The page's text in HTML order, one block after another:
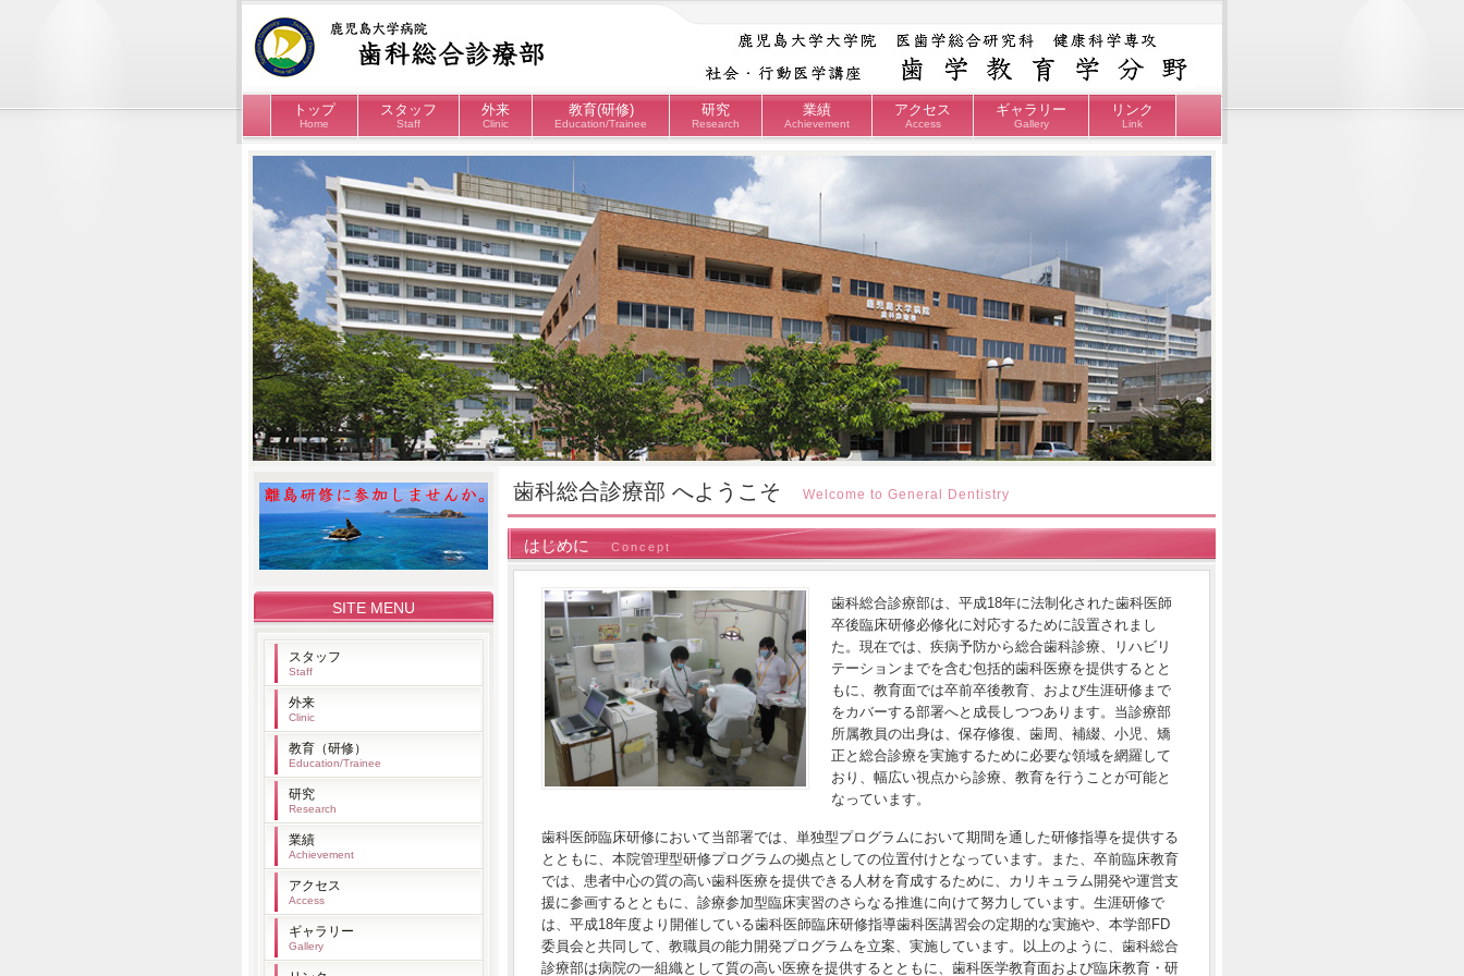
トップ
Home
スタッフ
Staff
外来
Clinic
教育(研修)
Education/Trainee
研究
Research
業績
Achievement
アクセス
Access
ギャラリー
Gallery
リンク
Link
歯科総合診療部 へようこそ Welcome to General Dentistry
はじめに Concept
歯科総合診療部は、平成18年に法制化された歯科医師
卒後臨床研修必修化に対応するために設置されまし
た。現在では、疾病予防から総合歯科診療、リハビリ
テーションまでを含む包括的歯科医療を提供するとと
もに、教育面では卒前卒後教育、および生涯研修まで
をカバーする部署へと成長しつつあります。当診療部
所属教員の出身は、保存修復、歯周、補綴、小児、矯
正と総合診療を実施するために必要な領域を網羅して
おり、幅広い視点から診療、教育を行うことが可能と
なっています。
歯科医師臨床研修において当部署では、単独型プログラムにおいて期間を通した研修指導を提供する
とともに、本院管理型研修プログラムの拠点としての位置付けとなっています。また、卒前臨床教育
では、患者中心の質の高い歯科医療を提供できる人材を育成するために、カリキュラム開発や運営支
援に参画するとともに、診療参加型臨床実習のさらなる推進に向けて努力しています。生涯研修で
は、平成18年度より開催している歯科医師臨床研修指導歯科医講習会の定期的な実施や、本学部FD
委員会と共同して、教職員の能力開発プログラムを立案、実施しています。以上のように、歯科総合
診療部は病院の一組織として質の高い医療を提供するとともに、歯科医学教育面および臨床教育・研
SITE MENU
スタッフ
Staff
外来
Clinic
教育（研修）
Education/Trainee
研究
Research
業績
Achievement
アクセス
Access
ギャラリー
Gallery